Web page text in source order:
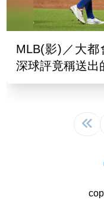
MLB(影)／大
深球評竟稱送出